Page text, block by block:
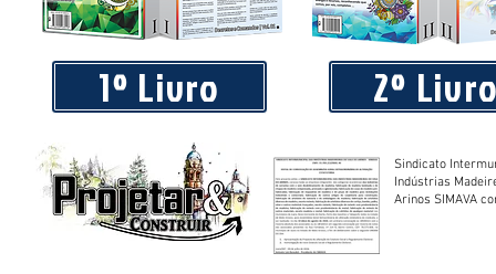
Piá Lava Jato, de Juara, torna público que requereu
Instalação e Operação
1º Livro 2º
Sindicato
Indústrias
Arinos SIMAVA convoca à